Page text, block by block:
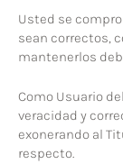
Usted se
sean correctos,
mantenerlos
Como Usuario
veracidad y
exonerando al
respecto.